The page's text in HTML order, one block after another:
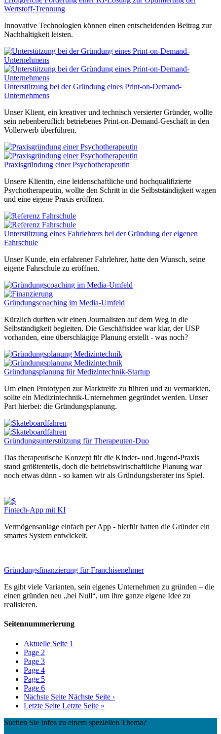
Wertstoff-Trennung
Innovative Technologien können einen entscheidenden Beitrag zur
Nachhaltigkeit leisten.
Unterstützung bei der Gründung eines Print-on-Demand-
Unternehmens
Unser Klient, ein kreativer und technisch versierter Gründer, wollte
sein nebenberuflich betriebenes Print-on-Demand-Geschäft in den
Vollerwerb überführen.
Praxisgründung einer Psychotherapeutin
Unsere Klientin, eine leidenschaftliche und hochqualifizierte
Psychotherapeutin, wollte den Schritt in die Selbstständigkeit wagen
und eine eigene Praxis eröffnen.
Unterstützung eines Fahrlehrers bei der Gründung der eigenen
Fahrschule
Unser Kunde, ein erfahrener Fahrlehrer, hatte den Wunsch, seine
eigene Fahrschule zu eröffnen.
Gründungscoaching im Media-Umfeld
Kürzlich durften wir einen Journalisten auf dem Weg in die
Selbständigkeit begleiten. Die Geschäftsidee war klar, der USP
vorhanden, eine überschlägige Planung erstellt - was noch?
Gründungsplanung für Medizintechnik-Startup
Um einen Prototypen zur Marktreife zu führen und zu vermarkten,
sollte ein Medizintechnik-Unternehmen gegründet werden. Unser
Part hierbei: die Gründungsplanung.
Gründungsunterstützung für Therapeuten-Duo
Das therapeutische Konzept für die Kinder- und Jugend-Praxis
stand größtenteils, doch die betriebswirtschaftliche Planung war
noch etwas dünn - so kamen wir als Gründungsberater ins Spiel.
Fintech-App mit KI
Vermögensanlage einfach per App - hierfür hatten die Gründer ein
smartes System entwickelt.
Gründungsfinanzierung für Franchisenehmer
Es gibt viele Varianten, sein eigenes Unternehmen zu gründen – die
einen gründen neu „bei Null“, um ihre ganze eigene Idee zu
realisieren.
Seitennummerierung
Aktuelle Seite 1
Page 2
Page 3
Page 4
Page 5
Page 6
Nächste Seite Nächste Seite ›
Letzte Seite Letzte Seite »
Suchen Sie Infos zu einem speziellen Thema?